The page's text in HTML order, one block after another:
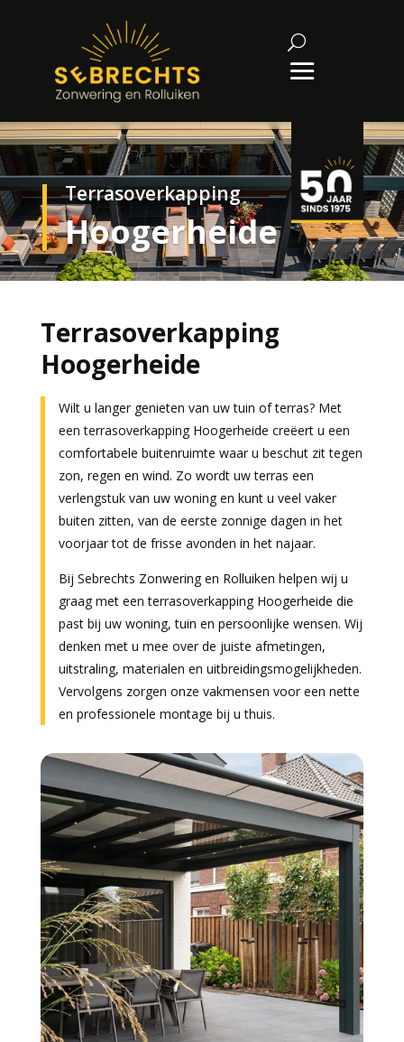
Terrasoverkapping
Hoogerheide
Terrasoverkapping
Hoogerheide
Wilt u langer genieten van uw tuin of terras? Met
een terrasoverkapping Hoogerheide creëert u een
comfortabele buitenruimte waar u beschut zit tegen
zon, regen en wind. Zo wordt uw terras een
verlengstuk van uw woning en kunt u veel vaker
buiten zitten, van de eerste zonnige dagen in het
voorjaar tot de frisse avonden in het najaar.
Bij Sebrechts Zonwering en Rolluiken helpen wij u
graag met een terrasoverkapping Hoogerheide die
past bij uw woning, tuin en persoonlijke wensen. Wij
denken met u mee over de juiste afmetingen,
uitstraling, materialen en uitbreidingsmogelijkheden.
Vervolgens zorgen onze vakmensen voor een nette
en professionele montage bij u thuis.